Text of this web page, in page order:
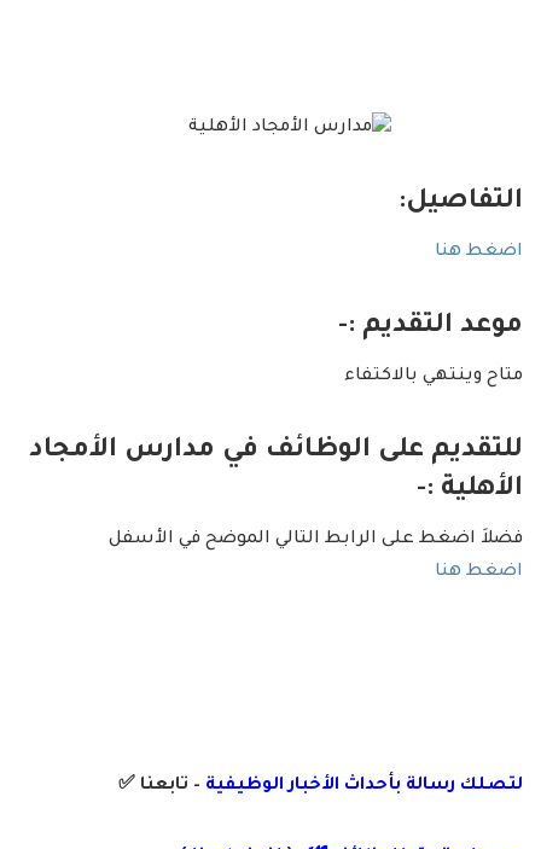
التفاصيل:
اضغط هنا
موعد التقديم :-
متاح وينتهي بالاكتفاء
للتقديم على الوظائف في مدارس الأمجاد
الأهلية :-
فضلاَ اضغط على الرابط التالي الموضح في الأسفل
اضغط هنا
لتصلك رسالة بأحداث الأخبار الوظيفية – تابعنا ✅